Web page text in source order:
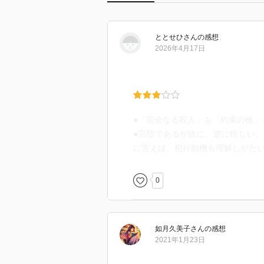
ととせひさんの感想
2026年4月17日
0
如月久美子さんの感想
2021年1月23日